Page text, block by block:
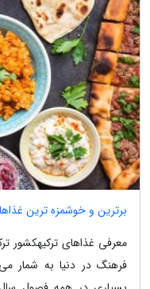
برترین و خوشمزه ترین
معرفی غذاهای ترکیهکشور
فرهنگ در دنیا به شمار